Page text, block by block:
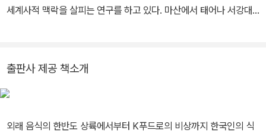
세계사적 맥락을 살피는 연구를 하고 있다. 마산에서 태어나 서강대
앙연구원 한국학대학원 민속학 담당 교수로 재직 중이다. 2007~20
08년 일본 가고시마대학교 심층문화학과, 2017~2018년 캐나다 브
쟁 문화전쟁》, 《차폰 잔폰 짬뽕》, 《음식 인문학》, 《식탁 위의 한국
출판사 제공 책소개
외래 음식의 한반도 상륙에서부터 K푸드로의 비상까지 한국인의 식